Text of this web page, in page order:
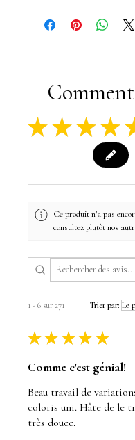
★ ★ ★ ★
Ce produit n'a pas
consultez plutôt nos
1 - 6 sur 271 Trier par:
★ ★ ★ ★ ★
Comme c'est génial!
Beau travail de
coloris uni. Hâte de le
très douce.